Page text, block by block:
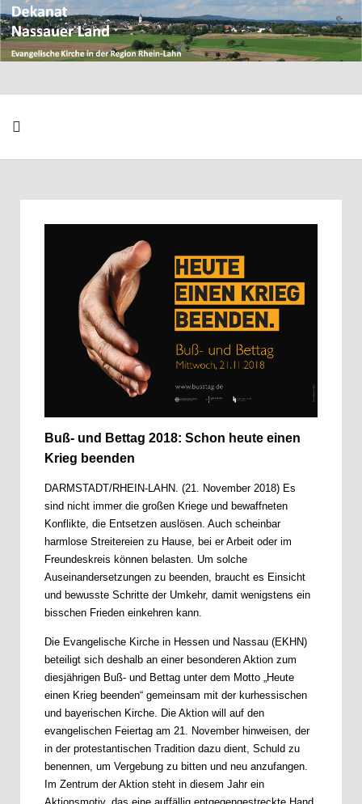
Buß- und Bettag 2018: Schon heute einen
Krieg beenden
DARMSTADT/RHEIN-LAHN. (21. November 2018) Es
sind nicht immer die großen Kriege und bewaffneten
Konflikte, die Entsetzen auslösen. Auch scheinbar
harmlose Streitereien zu Hause, bei er Arbeit oder im
Freundeskreis können belasten. Um solche
Auseinandersetzungen zu beenden, braucht es Einsicht
und bewusste Schritte der Umkehr, damit wenigstens ein
bisschen Frieden einkehren kann.
Die Evangelische Kirche in Hessen und Nassau (EKHN)
beteiligt sich deshalb an einer besonderen Aktion zum
diesjährigen Buß- und Bettag unter dem Motto „Heute
einen Krieg beenden“ gemeinsam mit der kurhessischen
und bayerischen Kirche. Die Aktion will auf den
evangelischen Feiertag am 21. November hinweisen, der
in der protestantischen Tradition dazu dient, Schuld zu
benennen, um Vergebung zu bitten und neu anzufangen.
Im Zentrum der Aktion steht in diesem Jahr ein